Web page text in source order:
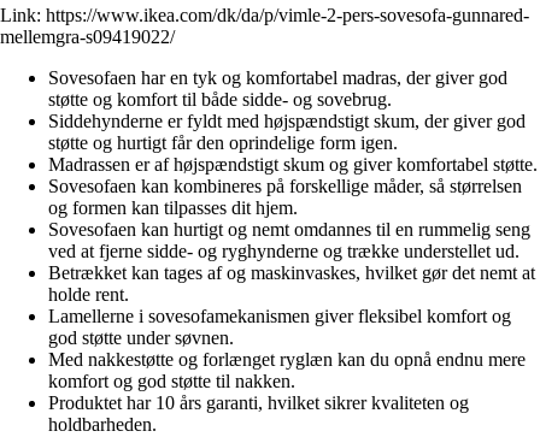
Link: https://www.ikea.com/dk/da/p/vimle-2-pers-sovesofa-gunnared-
mellemgra-s09419022/
Sovesofaen har en tyk og komfortabel madras, der giver god
støtte og komfort til både sidde- og sovebrug.
Siddehynderne er fyldt med højspændstigt skum, der giver god
støtte og hurtigt får den oprindelige form igen.
Madrassen er af højspændstigt skum og giver komfortabel støtte.
Sovesofaen kan kombineres på forskellige måder, så størrelsen
og formen kan tilpasses dit hjem.
Sovesofaen kan hurtigt og nemt omdannes til en rummelig seng
ved at fjerne sidde- og ryghynderne og trække understellet ud.
Betrækket kan tages af og maskinvaskes, hvilket gør det nemt at
holde rent.
Lamellerne i sovesofamekanismen giver fleksibel komfort og
god støtte under søvnen.
Med nakkestøtte og forlænget ryglæn kan du opnå endnu mere
komfort og god støtte til nakken.
Produktet har 10 års garanti, hvilket sikrer kvaliteten og
holdbarheden.